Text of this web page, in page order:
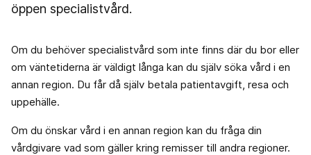
öppen specialistvård.
Om du behöver specialistvård som inte finns där du bor eller
om väntetiderna är väldigt långa kan du själv söka vård i en
annan region. Du får då själv betala patientavgift, resa och
uppehälle.
Om du önskar vård i en annan region kan du fråga din
vårdgivare vad som gäller kring remisser till andra regioner.